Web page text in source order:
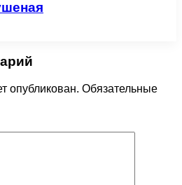
опубликован. Обязательные